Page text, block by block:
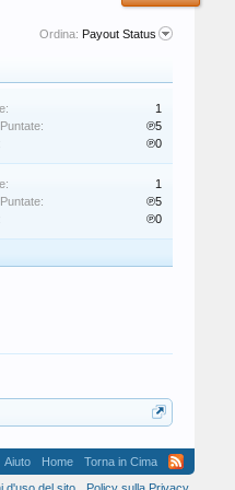
Ordina: Payout Status
1
℗5
℗0
1
℗5
℗0
Aiuto Home
Torna in Cima